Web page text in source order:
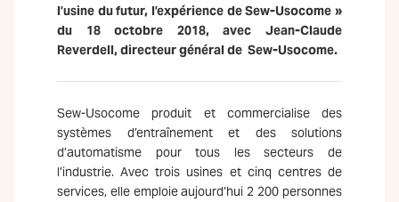
l’usine du futur, l’expérience de Sew-Usocome »
du 18 octobre 2018, avec Jean-Claude
Reverdell, directeur général de Sew-Usocome.
Sew-Usocome produit et commercialise des
systèmes d’entraînement et des solutions
d’automatisme pour tous les secteurs de
l’industrie. Avec trois usines et cinq centres de
services, elle emploie aujourd’hui 2 200 personnes